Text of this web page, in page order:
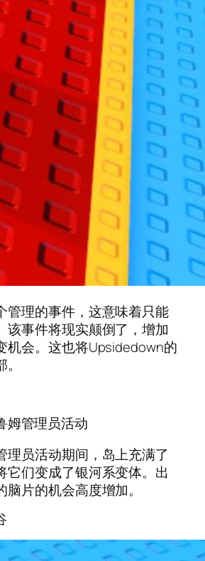
管理的事件，这意味着只能
该事件将现实颠倒了，增加
机会。这也将Upsidedown的
理员活动期间，岛上充满了
它们变成了银河系变体。出
片的机会高度增加。